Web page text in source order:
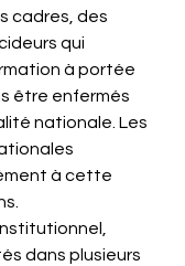
cadres, des
qui
à portée
être enfermés
nationale. Les
à cette
dans plusieurs